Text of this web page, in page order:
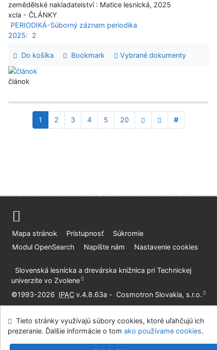
zemědělské nakladatelství : Matice lesnická, 2025
xcla - ČLÁNKY
PERIODIKÁ-Súborný záznam periodika
2025:
2
Do košíka Bookmark Vybrané dokumenty
článok
1 2 3 4 5 20 #
Mapa stránok Prístupnosť
Súkromie
Modul OpenSearch
Napíšte nám Nastavenie cookies
Slovenská lesnícka a drevárska knižnica pri Technickej
univerzite vo Zvolene
©1993-2026 IPAC v.4.8.63a - Cosmotron Slovakia, s.r.o.
Tieto stránky využívajú súbory cookies, ktoré uľahčujú ich
prezeranie. Ďalšie informácie o tom ako používame cookies.